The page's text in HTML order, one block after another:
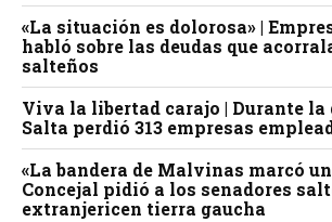
«La situación es dolorosa» |
habló sobre las deudas que
salteños
Viva la libertad carajo | Durante
Salta perdió 313 empresas
«La bandera de Malvinas marcó
Concejal pidió a los senadores
extranjericen tierra gaucha